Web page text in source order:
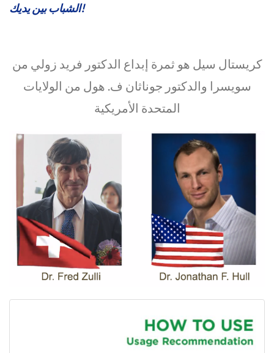
الشباب بين يديك!
كريستال سيل هو ثمرة إبداع الدكتور فريد زولي من
سويسرا والدكتور جوناثان ف. هول من الولايات
المتحدة الأمريكية